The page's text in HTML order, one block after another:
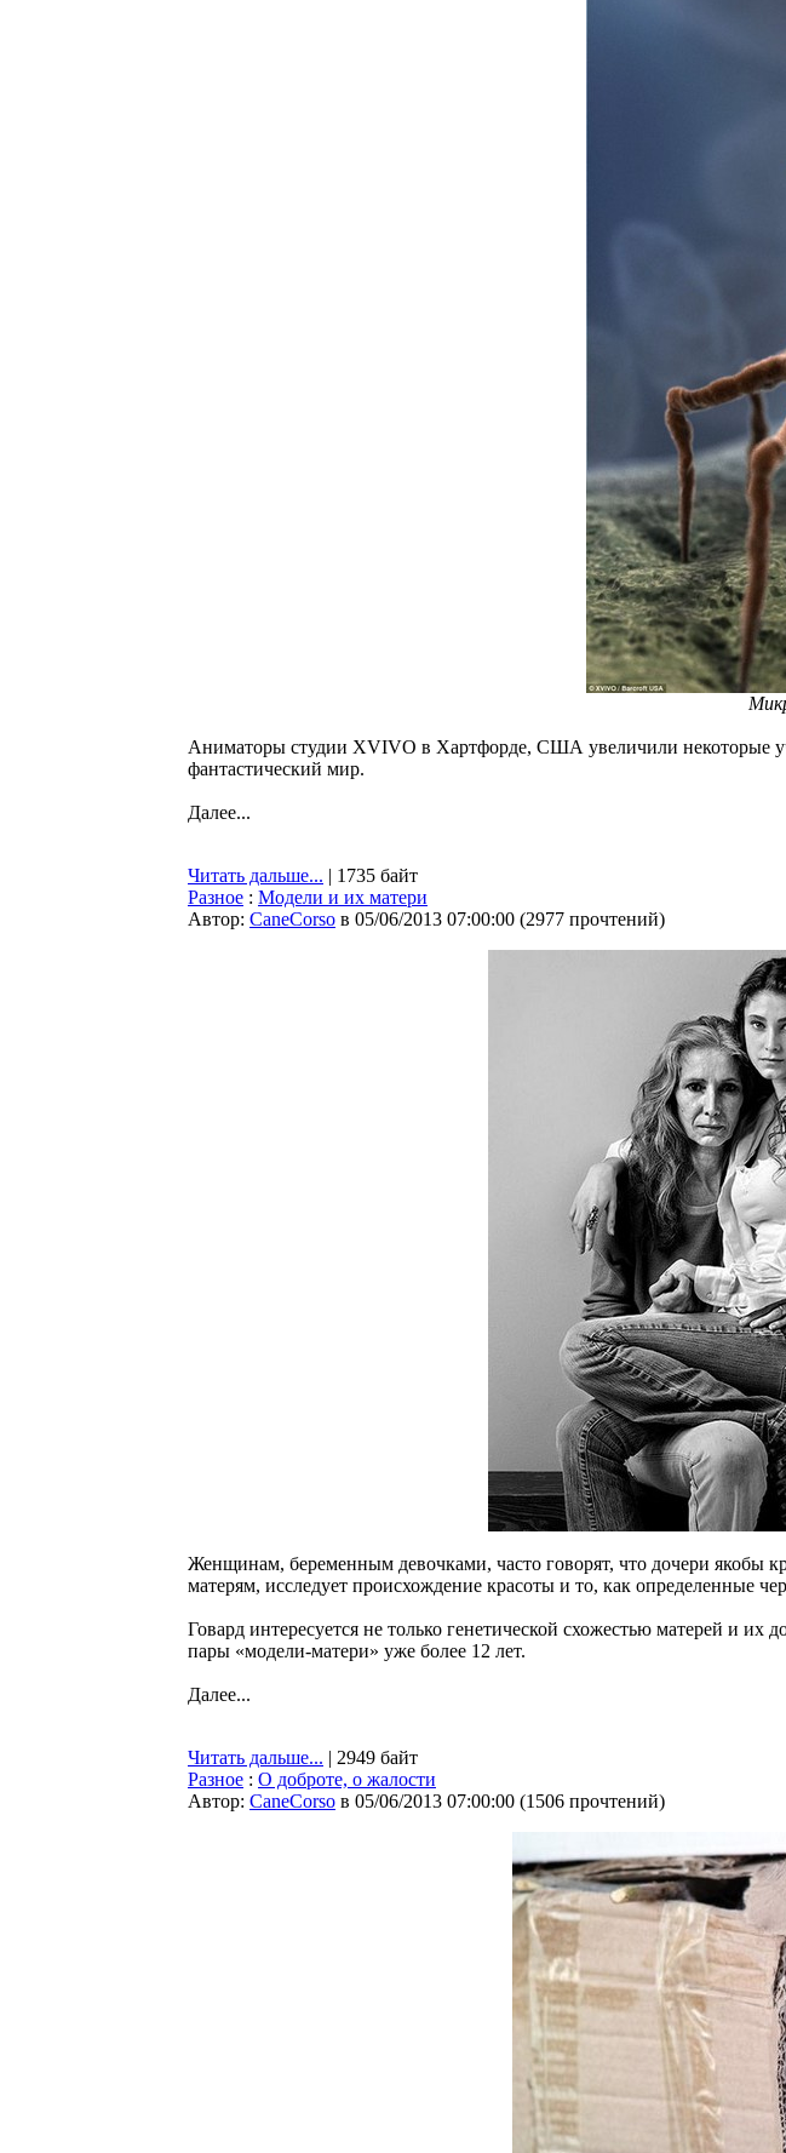
Аниматоры студии XVIVO в Хартфорде, США увеличили некоторые
фантастический мир.
Далее...
Читать дальше... | 1735 байт
Разное : Модели и их матери
Автор: CaneCorso в 05/06/2013 07:00:00 (2977 прочтений)
Женщинам, беременным девочками, часто говорят, что дочери якобы
матерям, исследует происхождение красоты и то, как определенные
Говард интересуется не только генетической схожестью матерей и
пары «модели-матери» уже более 12 лет.
Далее...
Читать дальше... | 2949 байт
Разное : О доброте, о жалости
Автор: CaneCorso в 05/06/2013 07:00:00 (1506 прочтений)